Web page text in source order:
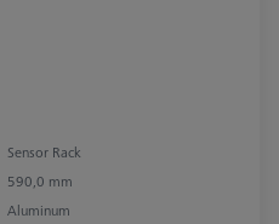
Sensor Rack
590,0 mm
Aluminum